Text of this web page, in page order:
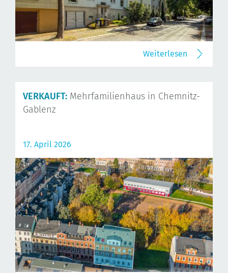
Weiterlesen
VERKAUFT: Mehrfamilienhaus in Chemnitz-
Gablenz
17. April 2026